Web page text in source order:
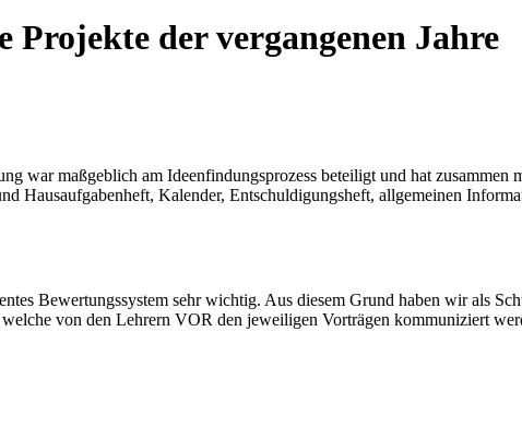
Projekte der vergangenen Jahre
war maßgeblich am Ideenfindungsprozess beteiligt und hat
Hausaufgabenheft, Kalender, Entschuldigungsheft, allgemeinen
Bewertungssystem sehr wichtig. Aus diesem Grund haben wir als
von den Lehrern VOR den jeweiligen Vorträgen kommuniziert